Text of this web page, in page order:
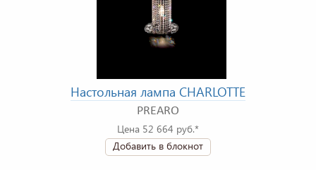
Настольная лампа CHARLOTTE
PREARO
Цена 52 664 руб.*
Добавить в блокнот